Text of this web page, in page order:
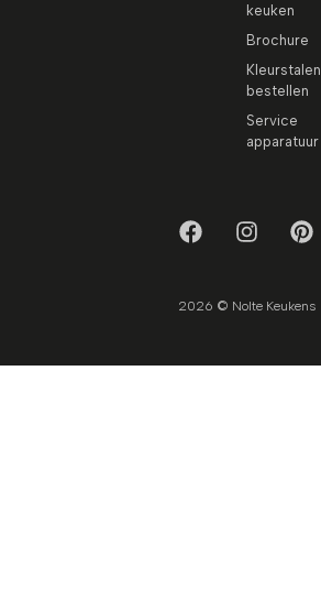
keuken
Brochure
Kleurstalen
bestellen
Service
apparatuur
2026 © Nolte Keukens